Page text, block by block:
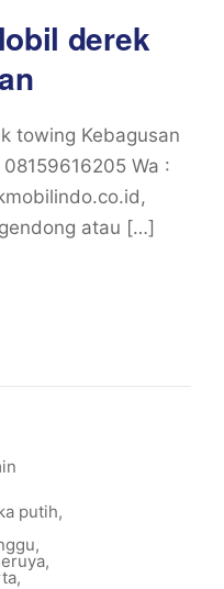
derek
towing Kebagusan
Wa :
atau […]
putih,
,
,
,